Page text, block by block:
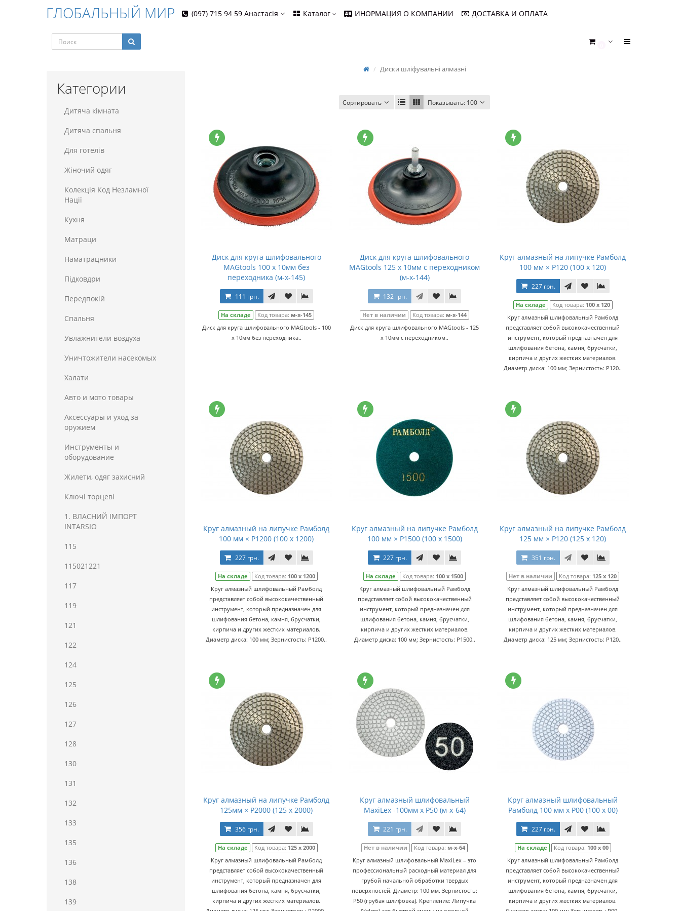
ГЛОБАЛЬНЫЙ МИР (097) 715 94 59 Анастасія Каталог ИНОРМАЦИЯ О КОМПАНИИ ДОСТАВКА И ОПЛАТА
Категории
Дитяча кімната
Дитяча спальня
Для готелiв
Жіночий одяг
Колекція Код Незламної
Нації
Кухня
Матраци
Наматрацники
Пiдковдри
Передпокій
Спальня
Увлажнители воздуха
Уничтожители насекомых
Халати
Авто и мото товары
Аксессуары и уход за
оружием
Инструменты и
оборудование
Жилети, одяг захисний
Ключі торцеві
1. ВЛАСНИЙ ІМПОРТ
INTARSIO
115
115021221
117
119
121
122
124
125
126
127
128
130
131
132
133
135
136
138
139
Диски шліфувальні алмазні
Сортировать Показывать: 100
Диск для круга шлифовального
MAGtools 100 x 10мм без
переходника (м-х-145)
111 грн.
На складе Код товара: м-х-145
Диск для круга шлифовального MAGtools - 100
x 10мм без переходника..
Диск для круга шлифовального
MAGtools 125 x 10мм с переходником
(м-х-144)
132 грн.
Нет в наличии Код товара: м-х-144
Диск для круга шлифовального MAGtools - 125
x 10мм с переходником..
Круг алмазный на липучке Рамболд
100 мм × P120 (100 x 120)
227 грн.
На складе Код товара: 100 x 120
Круг алмазный шлифовальный Рамболд
представляет собой высококачественный
инструмент, который предназначен для
шлифования бетона, камня, брусчатки,
кирпича и других жестких материалов.
Диаметр диска: 100 мм; Зернистость: P120..
Круг алмазный на липучке Рамболд
100 мм × P1200 (100 x 1200)
227 грн.
На складе Код товара: 100 x 1200
Круг алмазный шлифовальный Рамболд
представляет собой высококачественный
инструмент, который предназначен для
шлифования бетона, камня, брусчатки,
кирпича и других жестких материалов.
Диаметр диска: 100 мм; Зернистость: P1200..
Круг алмазный на липучке Рамболд
100 мм × P1500 (100 x 1500)
227 грн.
На складе Код товара: 100 x 1500
Круг алмазный шлифовальный Рамболд
представляет собой высококачественный
инструмент, который предназначен для
шлифования бетона, камня, брусчатки,
кирпича и других жестких материалов.
Диаметр диска: 100 мм; Зернистость: P1500..
Круг алмазный на липучке Рамболд
125 мм × P120 (125 x 120)
351 грн.
Нет в наличии Код товара: 125 x 120
Круг алмазный шлифовальный Рамболд
представляет собой высококачественный
инструмент, который предназначен для
шлифования бетона, камня, брусчатки,
кирпича и других жестких материалов.
Диаметр диска: 125 мм; Зернистость: P120..
Круг алмазный на липучке Рамболд
125мм × P2000 (125 x 2000)
356 грн.
На складе Код товара: 125 x 2000
Круг алмазный шлифовальный Рамболд
представляет собой высококачественный
инструмент, который предназначен для
шлифования бетона, камня, брусчатки,
кирпича и других жестких материалов.
Круг алмазный шлифовальный
MaxiLex -100мм x P50 (м-х-64)
221 грн.
Нет в наличии Код товара: м-х-64
Круг алмазный шлифовальный MaxiLex – это
профессиональный расходный материал для
грубой начальной обработки твердых
поверхностей. Диаметр: 100 мм. Зернистость:
P50 (грубая шлифовка). Крепление: Липучка
Круг алмазный шлифовальный
Рамболд 100 мм x P00 (100 x 00)
227 грн.
На складе Код товара: 100 x 00
Круг алмазный шлифовальный Рамболд
представляет собой высококачественный
инструмент, который предназначен для
шлифования бетона, камня, брусчатки,
кирпича и других жестких материалов.